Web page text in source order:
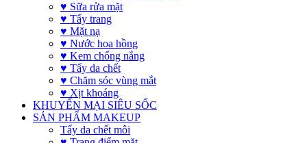
♥ Sữa rửa mặt
♥ Tẩy trang
♥ Mặt nạ
♥ Nước hoa hồng
♥ Kem chống nắng
♥ Tẩy da chết
♥ Chăm sóc vùng mắt
♥ Xịt khoáng
KHUYẾN MẠI SIÊU SỐC
SẢN PHẨM MAKEUP
Tẩy da chết môi